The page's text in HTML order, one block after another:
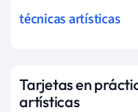
técnicas artísticas
Tarjetas en
artísticas